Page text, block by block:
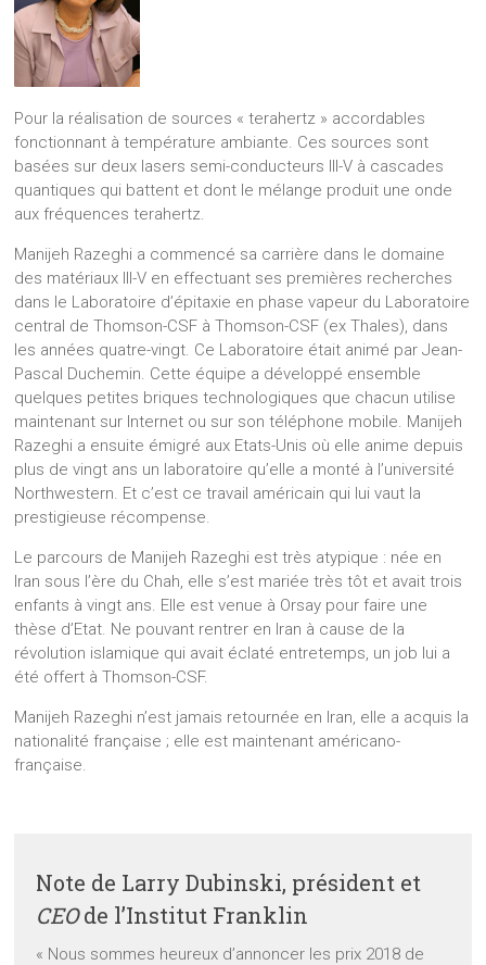
Pour la réalisation de sources « terahertz » accordables
fonctionnant à température ambiante. Ces sources sont
basées sur deux lasers semi-conducteurs III-V à cascades
quantiques qui battent et dont le mélange produit une onde
aux fréquences terahertz.
Manijeh Razeghi a commencé sa carrière dans le domaine
des matériaux III-V en effectuant ses premières recherches
dans le Laboratoire d’épitaxie en phase vapeur du Laboratoire
central de Thomson-CSF à Thomson-CSF (ex Thales), dans
les années quatre-vingt. Ce Laboratoire était animé par Jean-
Pascal Duchemin. Cette équipe a développé ensemble
quelques petites briques technologiques que chacun utilise
maintenant sur Internet ou sur son téléphone mobile. Manijeh
Razeghi a ensuite émigré aux Etats-Unis où elle anime depuis
plus de vingt ans un laboratoire qu’elle a monté à l’université
Northwestern. Et c’est ce travail américain qui lui vaut la
prestigieuse récompense.
Le parcours de Manijeh Razeghi est très atypique : née en
Iran sous l’ère du Chah, elle s’est mariée très tôt et avait trois
enfants à vingt ans. Elle est venue à Orsay pour faire une
thèse d’Etat. Ne pouvant rentrer en Iran à cause de la
révolution islamique qui avait éclaté entretemps, un job lui a
été offert à Thomson-CSF.
Manijeh Razeghi n’est jamais retournée en Iran, elle a acquis la
nationalité française ; elle est maintenant américano-
française.
Note de Larry Dubinski, président et
CEOde l’Institut Franklin
« Nous sommes heureux d’annoncer les prix 2018 de